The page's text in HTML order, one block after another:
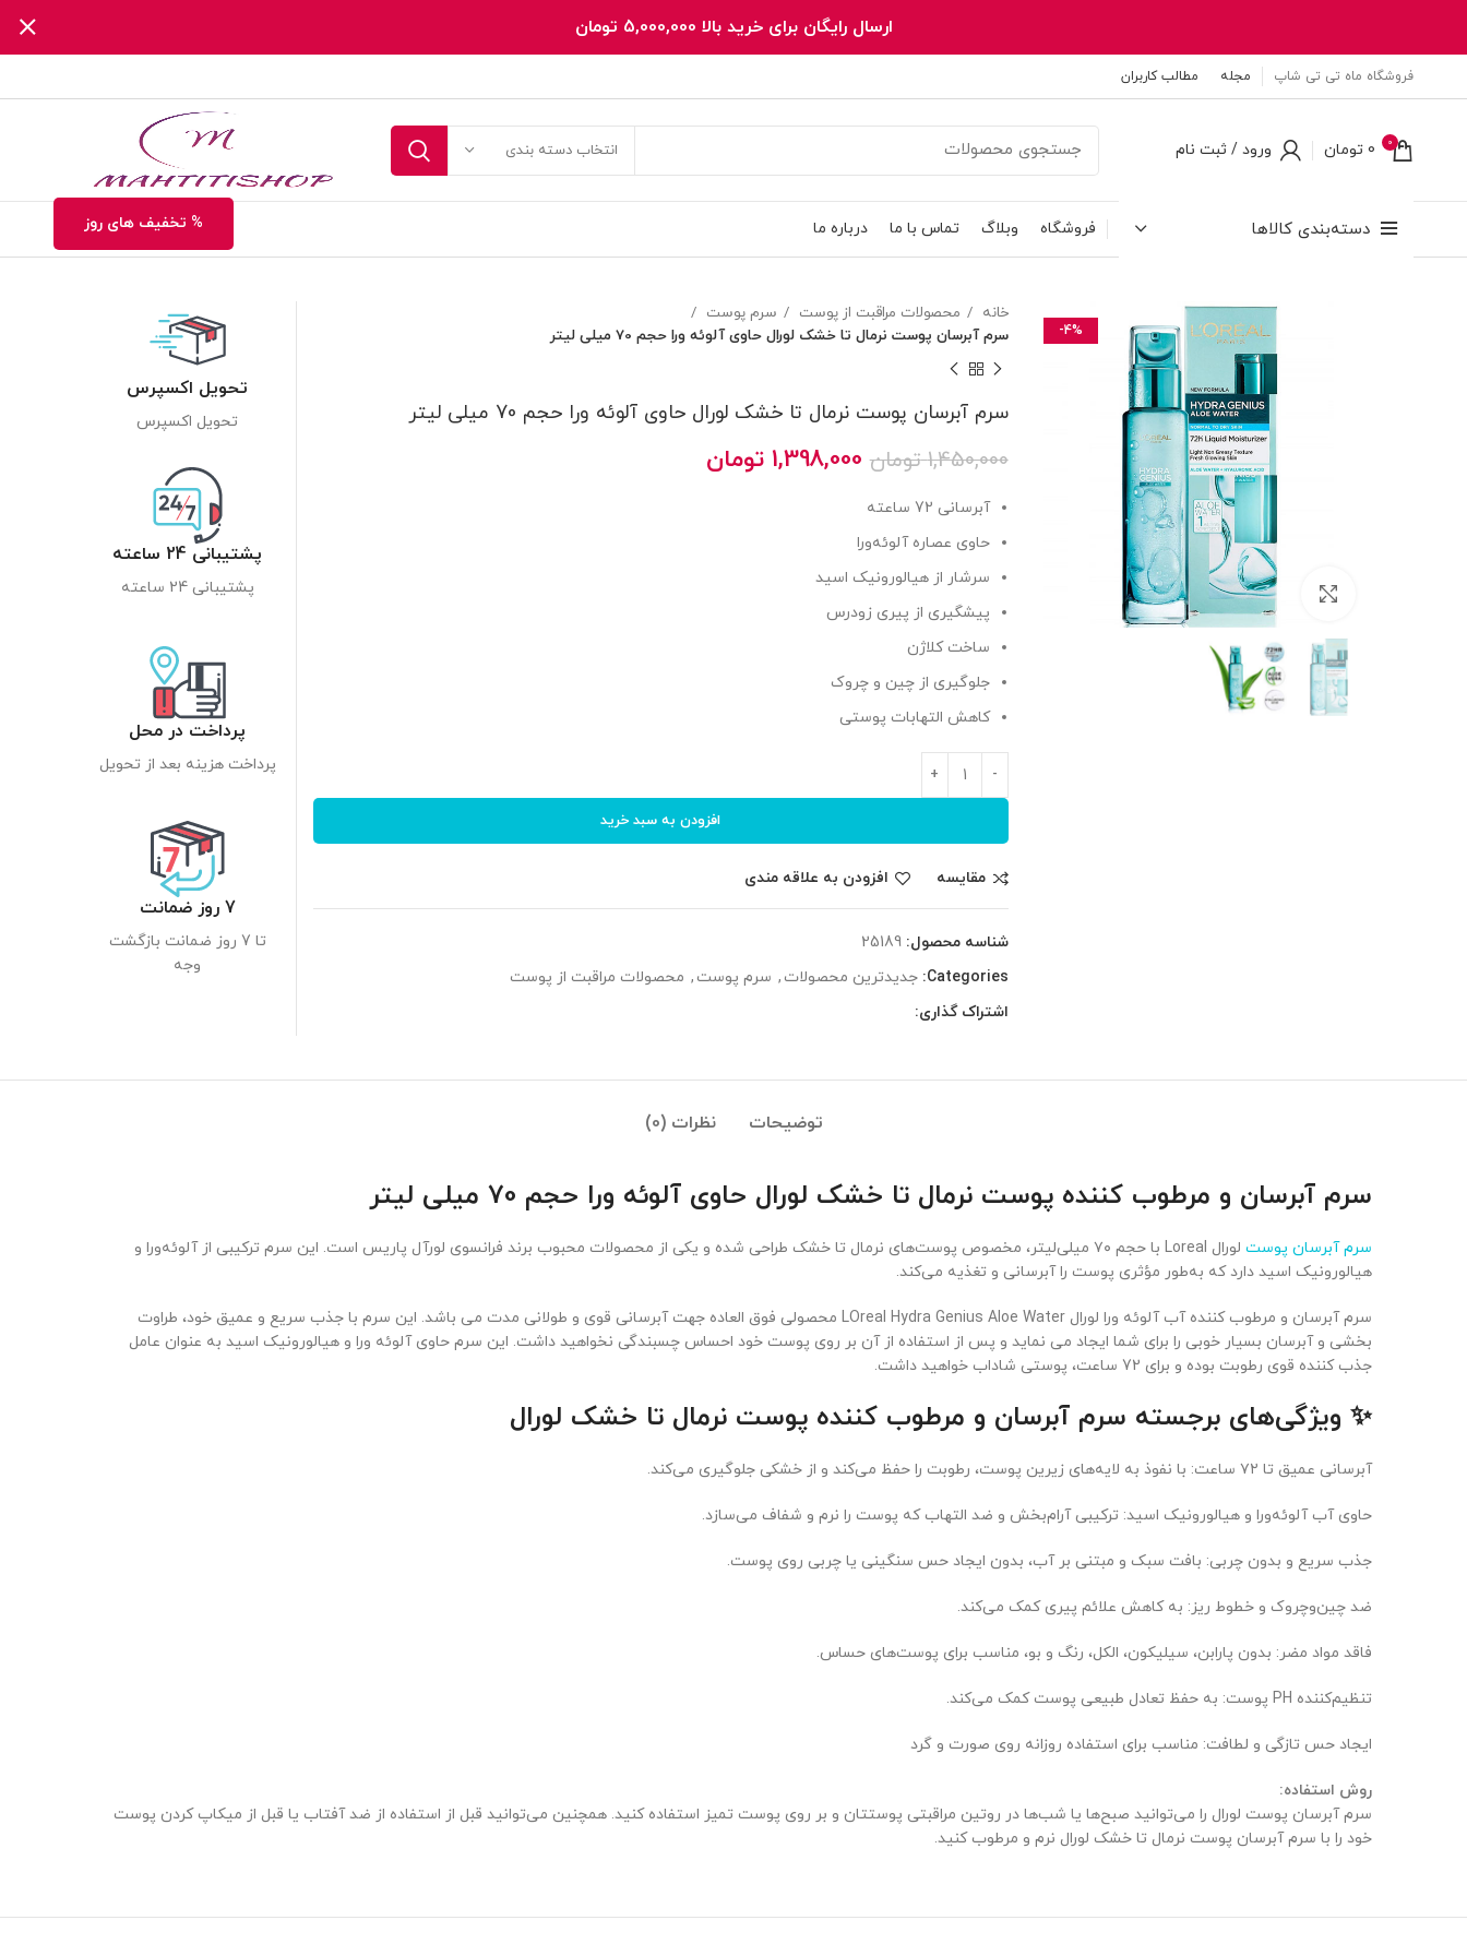
فروشگاه ماه تی تی شاپ مجله مطالب کاربران
0
0 تومان ورود / ثبت نام انتخاب دسته بندی
دسته‌بندی کالاها فروشگاه وبلاگ تماس با ما درباره ما % تخفیف های روز
-4%
بزرگنمایی تصویر
خانه محصولات مراقبت از پوست
سرم پوست
سرم آبرسان پوست نرمال تا خشک لورال حاوی آلوئه ورا حجم 70 میلی لیتر
سرم آبرسان پوست نرمال تا خشک لورال حاوی آلوئه ورا حجم 70 میلی لیتر
1,450,000 تومان قیمت
بود.
1,398,000 تومان
آبرسانی 72 ساعته
حاوی عصاره آلوئه‌ورا
سرشار از هیالورونیک اسید
پیشگیری از پیری زودرس
ساخت کلاژن
جلوگیری از چین و چروک
کاهش التهابات پوستی
افزودن به سبد خرید
مقایسه افزودن به علاقه مندی
شناسه محصول:25189
Categories: جدیدترین محصولات , سرم پوست , محصولات مراقبت از پوست
اشتراک گذاری:
تحویل اکسپرس
تحویل اکسپرس
پشتیبانی 24 ساعته
پشتیبانی 24 ساعته
پرداخت در محل
پرداخت هزینه بعد از تحویل
7 روز ضمانت
تا 7 روز ضمانت بازگشت
وجه
توضیحات نظرات (0)
سرم آبرسان و مرطوب کننده پوست نرمال تا خشک لورال حاوی آلوئه ورا حجم 70 میلی لیتر
سرم آبرسان پوست
لورال Loreal با حجم ۷۰ میلی‌لیتر، مخصوص پوست‌های نرمال تا خشک طراحی شده و یکی از محصولات محبوب برند فرانسوی لورآل پاریس است. این سرم ترکیبی از آلوئه‌ورا و
هیالورونیک اسید دارد که به‌طور مؤثری پوست را آبرسانی و تغذیه می‌کند.
سرم آبرسان و مرطوب کننده آب آلوئه ورا لورال LOreal Hydra Genius Aloe Water محصولی فوق العاده جهت آبرسانی قوی و طولانی مدت می باشد. این سرم با جذب سریع و عمیق خود، طراوت
بخشی و آبرسان بسیار خوبی را برای شما ایجاد می نماید و پس از استفاده از آن بر روی پوست خود احساس چسبندگی نخواهید داشت. این سرم حاوی آلوئه ورا و هیالورونیک اسید به عنوان عامل
جذب کننده قوی رطوبت بوده و برای 72 ساعت، پوستی شاداب خواهید داشت.
✨ ویژگی‌های برجسته سرم آبرسان و مرطوب کننده پوست نرمال تا خشک لورال
آبرسانی عمیق تا ۷۲ ساعت: با نفوذ به لایه‌های زیرین پوست، رطوبت را حفظ می‌کند و از خشکی جلوگیری می‌کند.
حاوی آب آلوئه‌ورا و هیالورونیک اسید: ترکیبی آرام‌بخش و ضد التهاب که پوست را نرم و شفاف می‌سازد.
جذب سریع و بدون چربی: بافت سبک و مبتنی بر آب، بدون ایجاد حس سنگینی یا چربی روی پوست.
ضد چین‌وچروک و خطوط ریز: به کاهش علائم پیری کمک می‌کند.
فاقد مواد مضر: بدون پارابن، سیلیکون، الکل، رنگ و بو، مناسب برای پوست‌های حساس.
تنظیم‌کننده PH پوست: به حفظ تعادل طبیعی پوست کمک می‌کند.
ایجاد حس تازگی و لطافت: مناسب برای استفاده روزانه روی صورت و گرد
روش استفاده:
سرم آبرسان پوست لورال را می‌توانید صبح‌ها یا شب‌ها در روتین مراقبتی پوستتان و بر روی پوست تمیز استفاده کنید. همچنین می‌توانید قبل از استفاده از ضد آفتاب یا قبل از میکاپ کردن پوست
خود را با سرم آبرسان پوست نرمال تا خشک لورال نرم و مرطوب کنید.
ارسال رایگان برای خرید بالا 5,000,000 تومان